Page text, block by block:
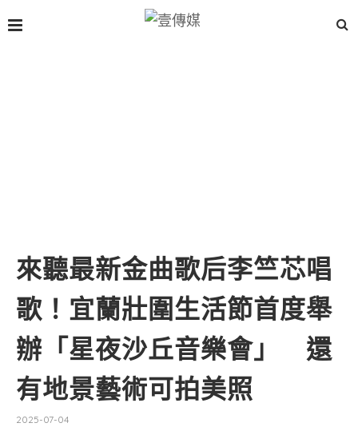
來聽最新金曲歌后李竺芯唱
歌！宜蘭壯圍生活節首度舉
辦「星夜沙丘音樂會」 還
有地景藝術可拍美照
2025-07-04